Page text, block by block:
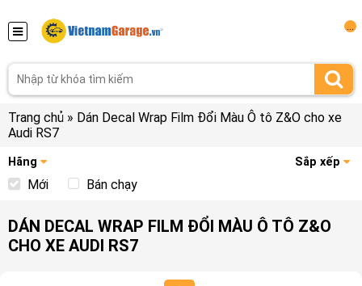
Trang chủ » Dán Decal Wrap Film Đổi Màu Ô tô Z&O cho xe
Audi RS7
Hãng Sắp xếp
Mới Bán chạy
DÁN DECAL WRAP FILM ĐỔI MÀU Ô TÔ Z&O
CHO XE AUDI RS7